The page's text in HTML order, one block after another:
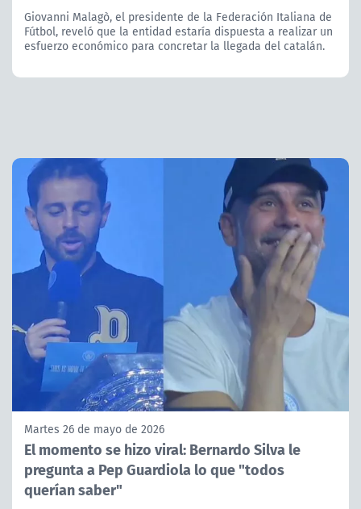
Giovanni Malagò, el presidente de la Federación Italiana de
Fútbol, reveló que la entidad estaría dispuesta a realizar un
esfuerzo económico para concretar la llegada del catalán.
Martes 26 de mayo de 2026
El momento se hizo viral: Bernardo Silva le
pregunta a Pep Guardiola lo que "todos
querían saber"